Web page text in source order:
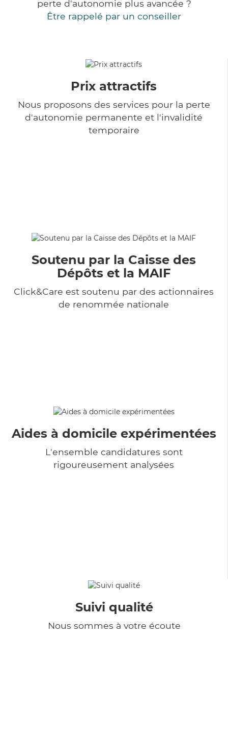
perte d'autonomie plus avancée ?
Être rappelé par un conseiller
Prix attractifs
Nous proposons des services pour la perte
d'autonomie permanente et l'invalidité
temporaire
Soutenu par la Caisse des
Dépôts et la MAIF
Click&Care est soutenu par des actionnaires
de renommée nationale
Aides à domicile expérimentées
L'ensemble candidatures sont
rigoureusement analysées
Suivi qualité
Nous sommes à votre écoute